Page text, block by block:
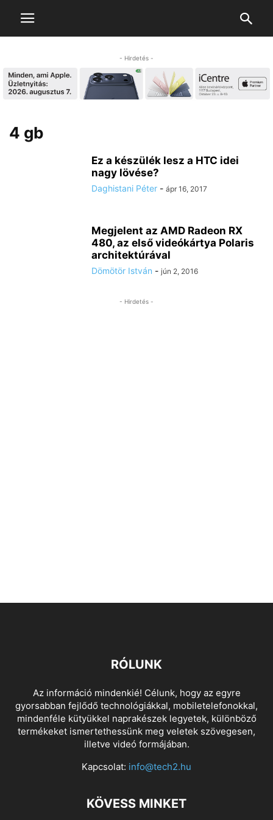
- Hirdetés -
4 gb
Ez a készülék lesz a HTC idei
nagy lövése?
Daghistani Péter - ápr 16, 2017
Megjelent az AMD Radeon RX
480, az első videókártya Polaris
architektúrával
Dömötör István - jún 2, 2016
- Hirdetés -
RÓLUNK
Az információ mindenkié! Célunk, hogy az egyre
gyorsabban fejlődő technológiákkal, mobiletelefonokkal,
mindenféle kütyükkel naprakészek legyetek, különböző
termékeket ismertethessünk meg veletek szövegesen,
illetve videó formájában.
Kapcsolat: info@tech2.hu
KÖVESS MINKET